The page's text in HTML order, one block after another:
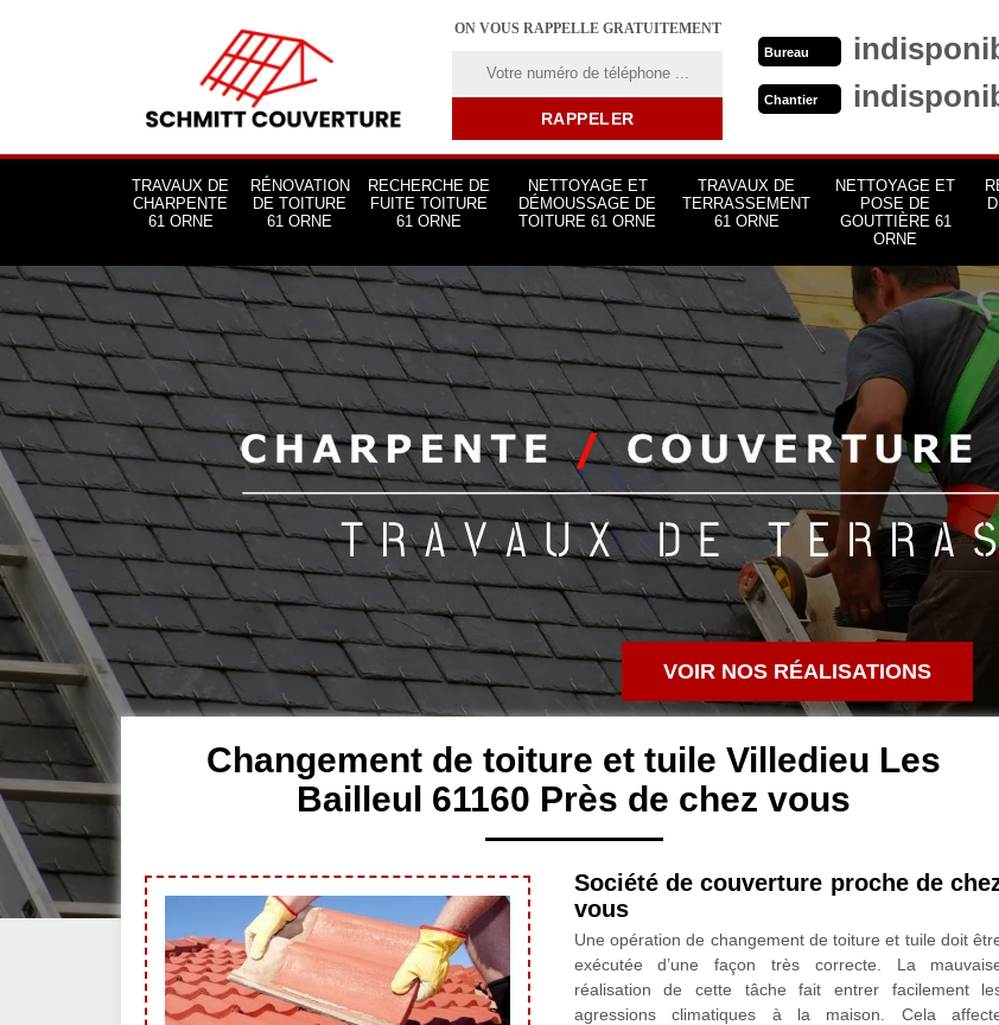
ON VOUS RAPPELLE GRATUITEMENT
Bureau
Chantier
TRAVAUX DE
CHARPENTE
61 ORNE
RÉNOVATION
DE TOITURE
61 ORNE
RECHERCHE DE
FUITE TOITURE
61 ORNE
NETTOYAGE ET
DÉMOUSSAGE DE
TOITURE 61 ORNE
TRAVAUX DE
TERRASSEMENT
61 ORNE
NETTOYAGE ET
POSE DE
GOUTTIÈRE 61
ORNE
VOIR NOS RÉALISATIONS
Changement de toiture et tuile Villedieu Les
Bailleul 61160 Près de chez vous
Société de couverture proche de
vous
Une opération de changement de toiture et tuile doit
exécutée d’une façon très correcte. La
réalisation de cette tâche fait entrer facilement
agressions climatiques à la maison. Cela